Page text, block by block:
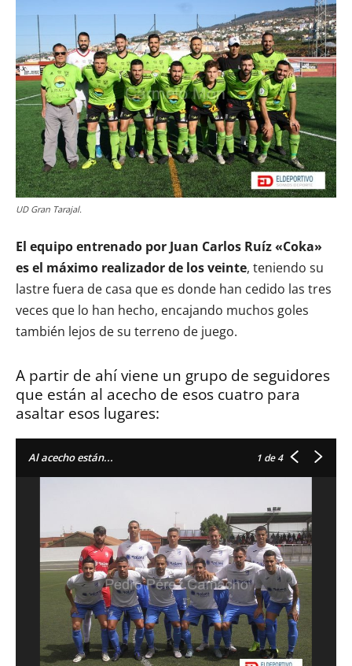
UD Gran Tarajal.
El equipo entrenado por Juan Carlos Ruíz «Coka»
es el máximo realizador de los veinte, teniendo su
lastre fuera de casa que es donde han cedido las tres
veces que lo han hecho, encajando muchos goles
también lejos de su terreno de juego.
A partir de ahí viene un grupo de seguidores
que están al acecho de esos cuatro para
asaltar esos lugares:
Al acecho están... 1 de 4